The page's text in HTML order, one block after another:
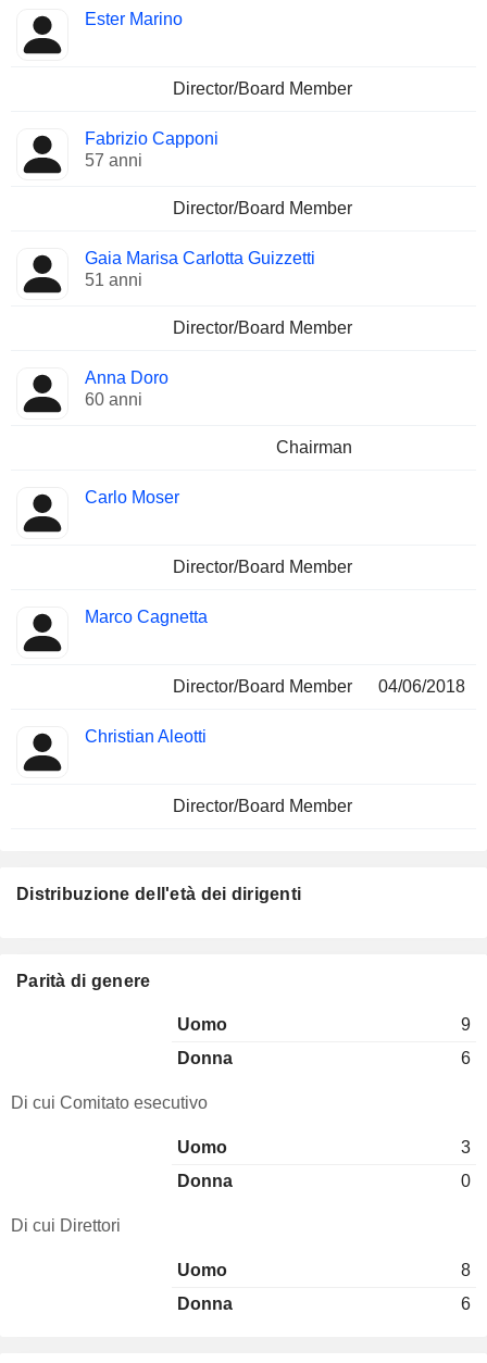
Ester Marino
Director/Board Member
Fabrizio Capponi
57 anni
Director/Board Member
Gaia Marisa Carlotta Guizzetti
51 anni
Director/Board Member
Anna Doro
60 anni
Chairman
Carlo Moser
Director/Board Member
Marco Cagnetta
Director/Board Member 04/06/2018
Christian Aleotti
Director/Board Member
Distribuzione dell'età dei dirigenti
Parità di genere
Uomo
9
Donna
6
Di cui Comitato esecutivo
Uomo
3
Donna
0
Di cui Direttori
Uomo
8
Donna
6